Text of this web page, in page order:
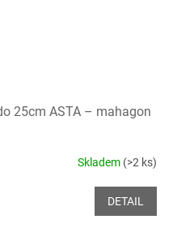
25cm ASTA – mahagon
Skladem (>2 ks)
DETAIL